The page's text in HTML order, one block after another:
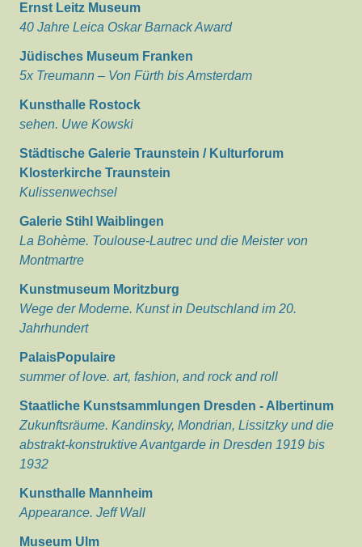
Ernst Leitz Museum
40 Jahre Leica Oskar Barnack Award
Jüdisches Museum Franken
5x Treumann – Von Fürth bis Amsterdam
Kunsthalle Rostock
sehen. Uwe Kowski
Städtische Galerie Traunstein / Kulturforum
Klosterkirche Traunstein
Kulissenwechsel
Galerie Stihl Waiblingen
La Bohème. Toulouse-Lautrec und die Meister von
Montmartre
Kunstmuseum Moritzburg
Wege der Moderne. Kunst in Deutschland im 20.
Jahrhundert
PalaisPopulaire
summer of love. art, fashion, and rock and roll
Staatliche Kunstsammlungen Dresden - Albertinum
Zukunftsräume. Kandinsky, Mondrian, Lissitzky und die
abstrakt-konstruktive Avantgarde in Dresden 1919 bis
1932
Kunsthalle Mannheim
Appearance. Jeff Wall
Museum Ulm